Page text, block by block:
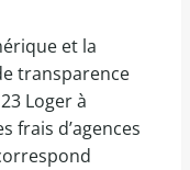
et la
transparence
Loger à
frais d’agences